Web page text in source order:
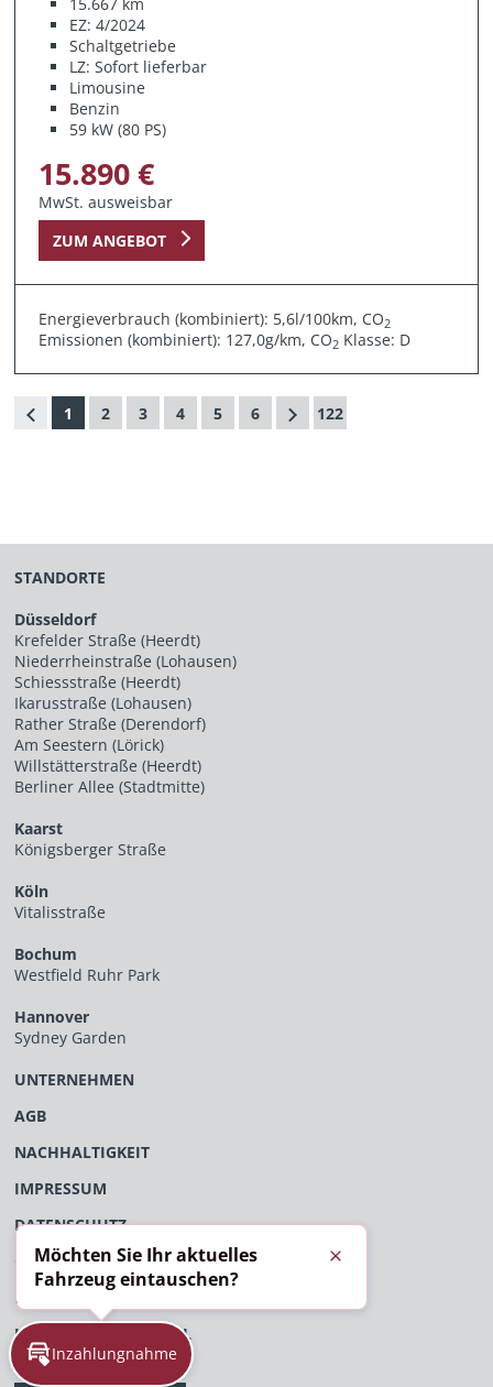
EZ: 4/2024
Schaltgetriebe
LZ: Sofort lieferbar
Limousine
Benzin
59 kW (80 PS)
15.890 €
MwSt. ausweisbar
ZUM ANGEBOT
Energieverbrauch (kombiniert): 5,6l/100km, CO2
Emissionen (kombiniert): 127,0g/km, CO2 Klasse: D
1 2 3 4 5 6 122
STANDORTE
Düsseldorf
Krefelder Straße (Heerdt)
Niederrheinstraße (Lohausen)
Schiessstraße (Heerdt)
Ikarusstraße (Lohausen)
Rather Straße (Derendorf)
Am Seestern (Lörick)
Willstätterstraße (Heerdt)
Berliner Allee (Stadtmitte)
Kaarst
Königsberger Straße
Köln
Vitalisstraße
Bochum
Westfield Ruhr Park
Hannover
Sydney Garden
UNTERNEHMEN
AGB
NACHHALTIGKEIT
IMPRESSUM
DATENSCHUTZ
ÖFFENTLICHES VERFAHRENSVERZEICHNIS
EU-DATENVERORDNUNG
HINWEISGEBERPORTAL
Inzahlungnahme
Möchten Sie Ihr aktuelles
Fahrzeug eintauschen?
Schließen